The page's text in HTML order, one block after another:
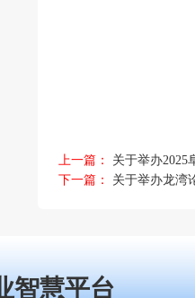
上一篇： 关于举办2025
下一篇： 关于举办龙湾
智慧平台